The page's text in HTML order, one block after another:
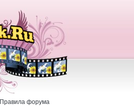
Правила форума